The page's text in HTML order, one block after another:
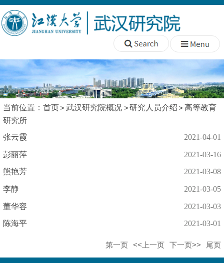
当前位置： 首页 武汉研究院概况 研究人员介绍
高等教育
研究所
张云霞
2021-04-01
彭丽萍 2021-03-16
熊艳芳 2021-03-08
李静 2021-03-05
董华容 2021-03-03
陈海平 2021-03-01
第一页 <<上一页 下一页>> 尾页